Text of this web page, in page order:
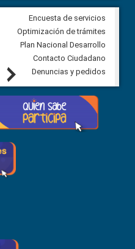
Veeduría para vigilar los
derivados de la Audiencia
comunidad Urbina, parroquia
Carolina
5 agosto, 2026
Next
Encuesta de servicios
Optimización de trámites
Plan Nacional Desarrollo
Contacto Ciudadano
Denuncias y pedidos